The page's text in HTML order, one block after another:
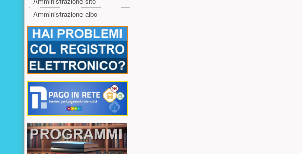
Amministrazione albo
Risorse aggiuntive (colonna di sinistra)